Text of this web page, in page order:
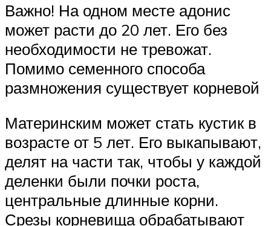
Важно! На одном месте адонис
может расти до 20 лет. Его без
необходимости не тревожат.
Помимо семенного способа
размножения существует корневой
Материнским может стать кустик в
возрасте от 5 лет. Его выкапывают,
делят на части так, чтобы у каждой
деленки были почки роста,
центральные длинные корни.
Срезы корневища обрабатывают